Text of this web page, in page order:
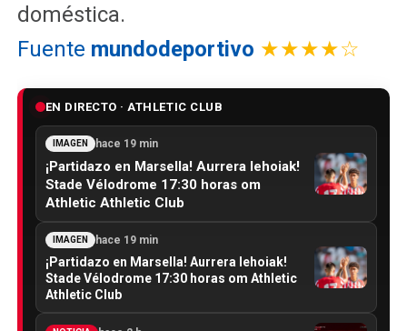
doméstica.
Fuente mundodeportivo ★★★★☆
EN DIRECTO · ATHLETIC CLUB
IMAGEN hace 19 min
¡Partidazo en Marsella! Aurrera lehoiak!
Stade Vélodrome 17:30 horas om
Athletic Athletic Club
IMAGEN hace 19 min
¡Partidazo en Marsella! Aurrera lehoiak!
Stade Vélodrome 17:30 horas om Athletic
Athletic Club